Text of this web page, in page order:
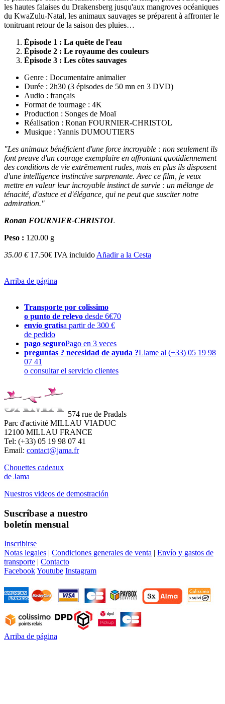
les hautes falaises du Drakensberg jusqu'aux mangroves océaniques
du KwaZulu-Natal, les animaux sauvages se préparent à affronter le
tonitruant retour de la saison des pluies…
Épisode 1 : La quête de l'eau
Épisode 2 : Le royaume des couleurs
Épisode 3 : Les côtes sauvages
Genre : Documentaire animalier
Durée : 2h30 (3 épisodes de 50 mn en 3 DVD)
Audio : français
Format de tournage : 4K
Production : Songes de Moaï
Réalisation : Ronan FOURNIER-CHRISTOL
Musique : Yannis DUMOUTIERS
"Les animaux bénéficient d'une force incroyable : non seulement ils
font preuve d'un courage exemplaire en affrontant quotidiennement
des conditions de vie extrêmement rudes, mais en plus ils disposent
d'une intelligence instinctive surprenante. Avec ce film, je veux
mettre en valeur leur incroyable instinct de survie : un mélange de
ténacité, d'astuce et d'élégance, qui ne peut que susciter notre
admiration."
Ronan FOURNIER-CHRISTOL
Peso : 120.00 g
35.00 € 17.50€ IVA incluido Añadir a la Cesta
Arriba de página
Transporte por colissimo
o punto de relevo desde 6€70
envío gratisa partir de 300 €
de pedido
pago seguroPago en 3 veces
preguntas ? necesidad de ayuda ?Llame al (+33) 05 19 98
07 41
o consultar el servicio clientes
574 rue de Pradals
Parc d'activité MILLAU VIADUC
12100 MILLAU FRANCE
Tel: (+33) 05 19 98 07 41
Email: contact@jama.fr
Chouettes cadeaux
de Jama
Nuestros videos de demostración
Suscríbase a nuestro
boletín mensual
Inscribirse
Notas legales | Condiciones generales de venta | Envío y gastos de
transporte | Contacto
FacebookYoutube Instagram
Arriba de página